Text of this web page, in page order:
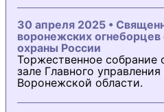
30 апреля 2025 •
воронежских
охраны России
Торжественное собрание
зале Главного
Воронежской области.